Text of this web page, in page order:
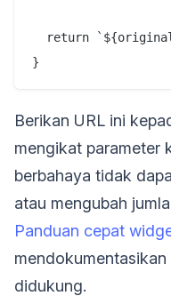
return
Berikan URL ini
mengikat parameter
berbahaya tidak
atau mengubah
Panduan cepat
didukung.